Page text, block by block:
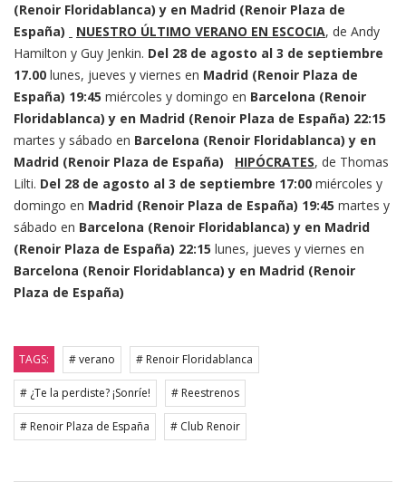
(Renoir Floridablanca) y en Madrid (Renoir Plaza de
España)
NUESTRO ÚLTIMO VERANO EN ESCOCIA, de Andy
Hamilton y Guy Jenkin. Del 28 de agosto al 3 de septiembre
17.00 lunes, jueves y viernes en Madrid (Renoir Plaza de
España) 19:45 miércoles y domingo en Barcelona (Renoir
Floridablanca) y en Madrid (Renoir Plaza de España) 22:15
martes y sábado en Barcelona (Renoir Floridablanca) y en
Madrid (Renoir Plaza de España)
HIPÓCRATES, de Thomas
Lilti. Del 28 de agosto al 3 de septiembre 17:00 miércoles y
domingo en Madrid (Renoir Plaza de España) 19:45 martes y
sábado en Barcelona (Renoir Floridablanca) y en Madrid
(Renoir Plaza de España) 22:15 lunes, jueves y viernes en
Barcelona (Renoir Floridablanca) y en Madrid (Renoir
Plaza de España)
TAGS: # verano # Renoir Floridablanca
# ¿Te la perdiste? ¡Sonríe! # Reestrenos
# Renoir Plaza de España # Club Renoir